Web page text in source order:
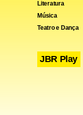
Literatura
Música
Teatro e Dança
JBR Play